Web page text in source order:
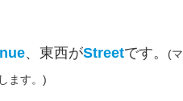
、東西がStreetです。
(マ
ます。)